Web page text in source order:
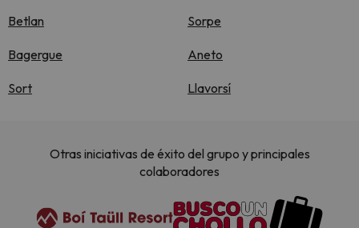
Betlan Sorpe
Bagergue Aneto
Sort Llavorsí
Otras iniciativas de éxito del grupo y principales
colaboradores